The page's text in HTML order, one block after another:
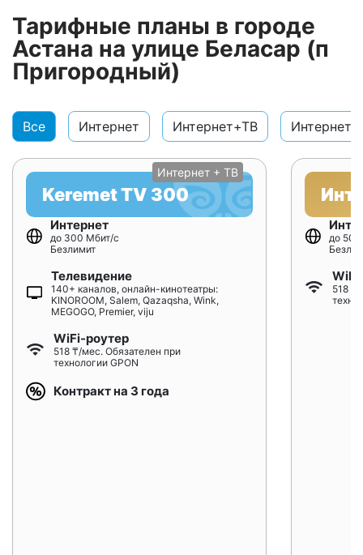
Тарифные планы в городе
Астана на улице Беласар (п
Пригородный)
Все Интернет Интернет+ТВ
Интернет + ТВ
Keremet TV 300
Интернет
до 300 Мбит/с
Безлимит
Телевидение
140+ каналов, онлайн-кинотеатры:
KINOROOM, Salem, Qazaqsha, Wink,
MEGOGO, Premier, viju
WiFi-роутер
518 ₸/мес. Обязателен при
технологии GPON
Контракт на 3 года
до
518